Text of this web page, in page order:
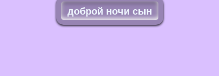
доброй ночи сын